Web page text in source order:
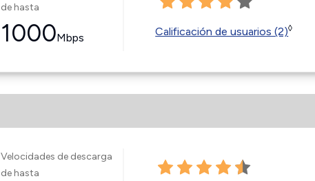
de hasta
1000Mbps Calificación de usuarios (2)◊
Velocidades de descarga
de hasta